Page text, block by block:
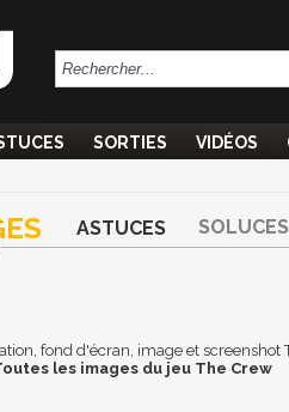
SORTIES VIDÉOS
ASTUCES SOLUCES
fond d'écran, image et screenshot
les images du jeu The Crew